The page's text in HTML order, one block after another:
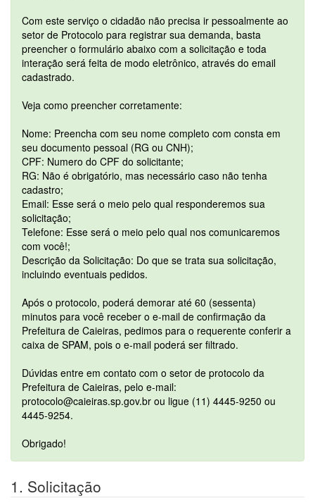
Com este serviço o cidadão não precisa ir pessoalmente ao
setor de Protocolo para registrar sua demanda, basta
preencher o formulário abaixo com a solicitação e toda
interação será feita de modo eletrônico, através do email
cadastrado.
Veja como preencher corretamente:
Nome: Preencha com seu nome completo com consta em
seu documento pessoal (RG ou CNH);
CPF: Numero do CPF do solicitante;
RG: Não é obrigatório, mas necessário caso não tenha
cadastro;
Email: Esse será o meio pelo qual responderemos sua
solicitação;
Telefone: Esse será o meio pelo qual nos comunicaremos
com você!;
Descrição da Solicitação: Do que se trata sua solicitação,
incluindo eventuais pedidos.
Após o protocolo, poderá demorar até 60 (sessenta)
minutos para você receber o e-mail de confirmação da
Prefeitura de Caieiras, pedimos para o requerente conferir a
caixa de SPAM, pois o e-mail poderá ser filtrado.
Dúvidas entre em contato com o setor de protocolo da
Prefeitura de Caieiras, pelo e-mail:
protocolo@caieiras.sp.gov.br ou ligue (11) 4445-9250 ou
4445-9254.
Obrigado!
1. Solicitação